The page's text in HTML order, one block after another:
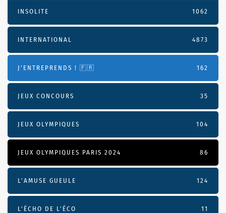
INSOLITE 1062
INTERNATIONAL 4873
J'ENTREPRENDS ! 🇫🇷 162
JEUX CONCOURS 35
JEUX OLYMPIQUES 104
JEUX OLYMPIQUES PARIS 2024 86
L'AMUSE GUEULE 124
L’ÉCHO DE L’ÉCO 11